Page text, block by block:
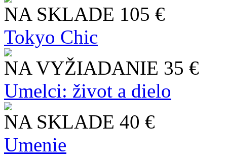
NA SKLADE 105 €
Tokyo Chic
NA VYŽIADANIE 35 €
Umelci: život a dielo
NA SKLADE 40 €
Umenie